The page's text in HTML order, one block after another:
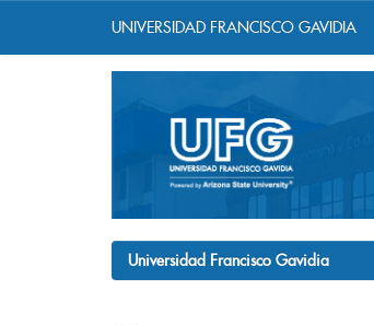
UNIVERSIDAD FRANCISCO GAVIDIA
Universidad Francisco Gavidia